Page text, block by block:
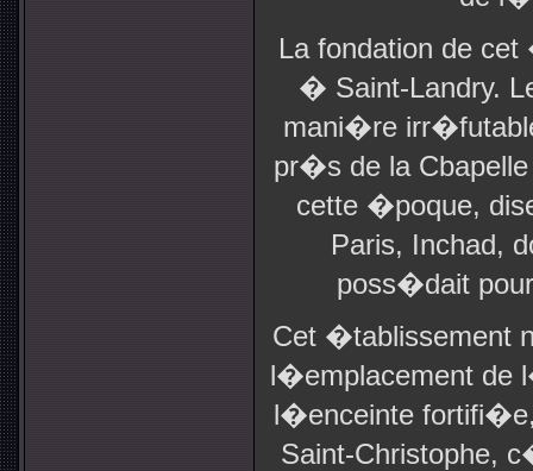
La fondation de
� Saint-Landry.
mani�re
pr�s de la
cette �poque,
Paris, Inchad,
poss�dait
Cet
l�emplacement
l�enceinte
Saint-Christophe,